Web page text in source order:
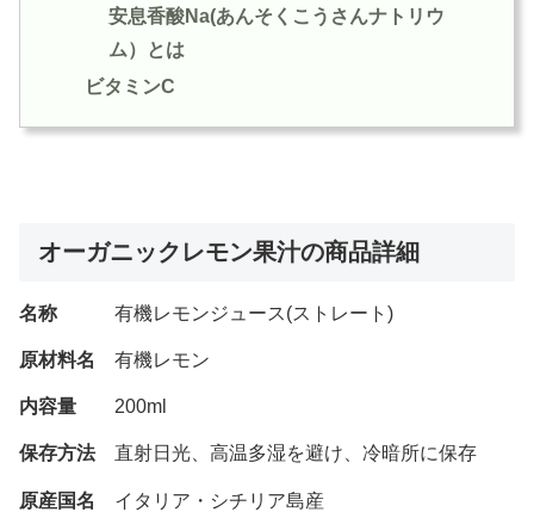
安息香酸Na(あんそくこうさんナトリウ
ム）とは
ビタミンC
オーガニックレモン果汁の商品詳細
名称 有機レモンジュース(ストレート)
原材料名 有機レモン
内容量 200ml
保存方法直射日光、高温多湿を避け、冷暗所に保存
原産国名 イタリア・シチリア島産